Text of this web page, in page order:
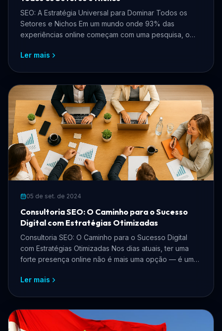
SEO: A Estratégia Universal para Dominar Todos os
Setores e Nichos Em um mundo onde 93% das
experiências online começam com uma pesquisa, o
Ler mais
05 de set. de 2024
Consultoria SEO: O Caminho para o Sucesso
Digital com Estratégias Otimizadas
Consultoria SEO: O Caminho para o Sucesso Digital
com Estratégias Otimizadas Nos dias atuais, ter uma
forte presença online não é mais uma opção — é uma
Ler mais